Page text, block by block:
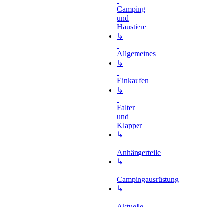
Camping
und
Haustiere
↳
Allgemeines
↳
Einkaufen
↳
Falter
und
Klapper
↳
Anhängerteile
↳
Campingausrüstung
↳